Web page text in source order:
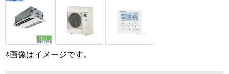
※画像はイメージです。